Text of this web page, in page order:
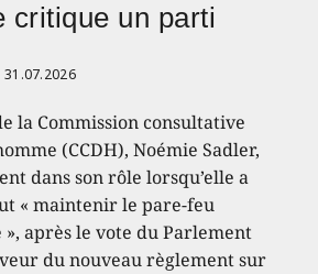
critique un parti
31.07.2026
la Commission consultative
(CCDH), Noémie Sadler,
dans son rôle lorsqu’elle a
« maintenir le pare-feu
après le vote du Parlement
du nouveau règlement sur